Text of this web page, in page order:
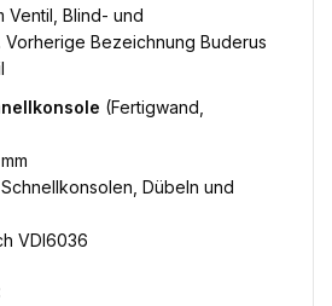
Ventil, Blind- und
Vorherige Bezeichnung Buderus
(Fertigwand,
Dübeln und
VDI6036